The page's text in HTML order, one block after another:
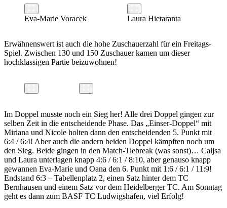
Eva-Marie Voracek Laura Hietaranta
Erwähnenswert ist auch die hohe Zuschauerzahl für ein Freitags-
Spiel. Zwischen 130 und 150 Zuschauer kamen um dieser
hochklassigen Partie beizuwohnen!
Im Doppel musste noch ein Sieg her! Alle drei Doppel gingen zur
selben Zeit in die entscheidende Phase. Das „Einser-Doppel“ mit
Miriana und Nicole holten dann den entscheidenden 5. Punkt mit
6:4 / 6:4! Aber auch die andern beiden Doppel kämpften noch um
den Sieg. Beide gingen in den Match-Tiebreak (was sonst)… Caijsa
und Laura unterlagen knapp 4:6 / 6:1 / 8:10, aber genauso knapp
gewannen Eva-Marie und Oana den 6. Punkt mit 1:6 / 6:1 / 11:9!
Endstand 6:3 – Tabellenplatz 2, einen Satz hinter dem TC
Bernhausen und einem Satz vor dem Heidelberger TC. Am Sonntag
geht es dann zum BASF TC Ludwigshafen, viel Erfolg!